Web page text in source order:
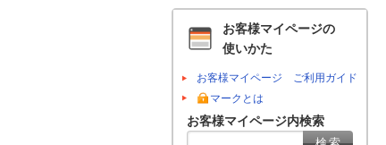
お客様マイページの
使いかた
お客様マイページ ご利用ガイド
マークとは
お客様マイページ内検索